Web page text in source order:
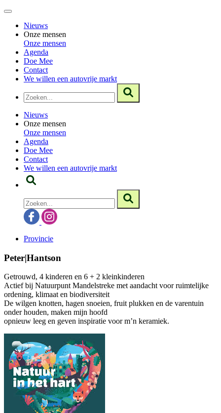
Nieuws
Onze mensen
Onze mensen
Agenda
Doe Mee
Contact
We willen een autovrije markt
Nieuws
Onze mensen
Onze mensen
Agenda
Doe Mee
Contact
We willen een autovrije markt
Provincie
Peter|Hantson
Getrouwd, 4 kinderen en 6 + 2 kleinkinderen
Actief bij Natuurpunt Mandelstreke met aandacht voor ruimtelijke
ordening, klimaat en biodiversiteit
De wilgen knotten, hagen snoeien, fruit plukken en de varentuin
onder houden, maken mijn hoofd
opnieuw leeg en geven inspiratie voor m’n keramiek.